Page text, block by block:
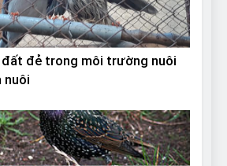
đất đẻ trong môi trường nuôi
nuôi